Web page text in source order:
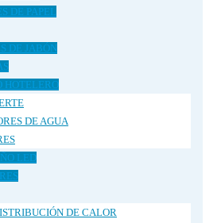
DE PAPEL
DE JABÓN
HOTELERO
DE AGUA
LED
DE CALOR